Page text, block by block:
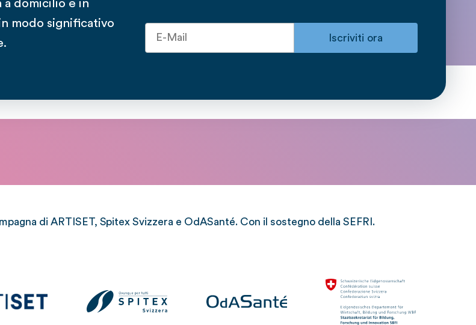
a domicilio e in
modo significativo
di ARTISET, Spitex Svizzera e OdASanté. Con il sostegno della SEFRI.